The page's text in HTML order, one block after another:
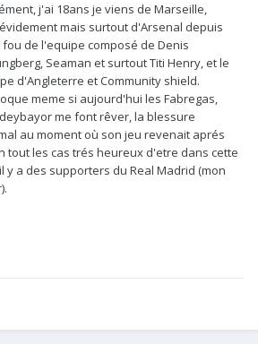
j'ai 18ans je viens de Marseille,
mais surtout d'Arsenal depuis
de l'equipe composé de Denis
Seaman et surtout Titi Henry, et le
d'Angleterre et Community shield.
meme si aujourd'hui les Fabregas,
me font rêver, la blessure
au moment où son jeu revenait aprés
tout les cas trés heureux d'etre dans cette
y a des supporters du Real Madrid (mon